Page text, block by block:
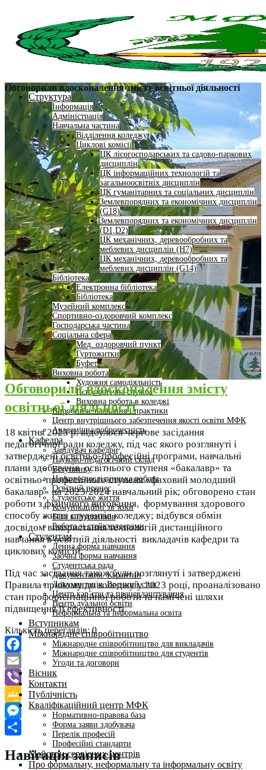
Структура
Інформація
Адміністрація
Навчальна частина
Відділення коледжу
Циклові комісії
ЦК лісогосподарських та садово-паркових
дисциплін
ЦК інформаційних технологій та
загальноосвітніх дисциплін
ЦК гуманітарних та соціальних дисциплін
Землевпорядних та економічних дисциплін
(G18)
Землевпорядних та економічних дисциплін
(D1,D2)
ЦК механічних, деревообробних та
меблевих дисциплін (H7)
ЦК механічних, деревообробних та
меблевих дисциплін (G14)
Бібліотека
Електронна бібліотека
Бібліотека
Музейний комплекс
Спортивно-оздоровчий комплекс
Господарська частина
Соціальна сфера
Мед. оздоровчий пункт
Гуртожитки
Буфет
Виховна робота
Художня самодіяльність
Психологічна служба
Виховна робота в коледжі
Виробниче навчання і практики
Центр внутрішнього забезпечення якості освіти МФК
Академічна доброчесність
Кафедра
Завідувач кафедри
Науково-педагогічний склад
Вступнику
Науково-дослідницька робота
Освітній процес
Студентське життя
Комунікаційні зв’язки
База випускників
Робота зі стейкхолдерами
Студентам
Денна форма навчання
Заочна форма навчання
Студентська рада
Документація. Карантин
Документація. Воєнний стан
Центр кар’єри та працевлаштування
Центр дуальної освіти
Неформальна та інформальна освіта
Вступникам
Міжнародне співробітництво
Міжнародне співробітництво для викладачів
Міжнародне співробітництво для студентів
Угоди та договори
Вісник
Контакти
Публічність
Кваліфікаційний центр МФК
Нормативно-правова база
Форма заяви здобувача
Перелік професій
Професійні стандарти
Майстри сервісних центрів
Про формальну, неформальну та інформальну освіту
Обговорили вдосконалення змісту освітньої діяльності
Обговорили вдосконалення змісту
освітньої діяльності
18 квітня 2023 р. відбулося чергове засідання
педагогічної ради коледжу, під час якого розглянуті і
затверджені освітньо-професійні програми, навчальні
плани здобувачів освітнього ступеня «бакалавр» та
освітньо-професійного ступеня «фаховий молодший
бакалавр» на 2023/2024 навчальний рік; обговорено стан
роботи з фізичного виховання, формування здорового
способу життя студентів коледжу; відбувся обмін
досвідом використання технологій дистанційного
навчання в освітній діяльності викладачів кафедри та
циклових комісій.
Під час засідання також були розглянуті і затверджені
Правила прийому до коледжу у 2023 році, проаналізовано
стан профорієнтаційної роботи та намічені шляхи
підвищення її ефективності.
Кількість переглядів: 0
Facebook
Email
Viber
Google
Classroom
Messenger
Поділитися
Навігація записів